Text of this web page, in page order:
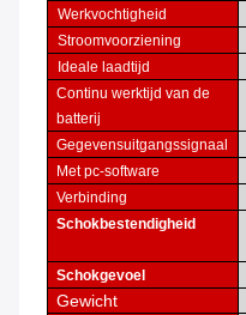
Werkvochtigheid
Stroomvoorziening
Ideale laadtijd
Continu werktijd van de
batterij
Gegevensuitgangssignaal
Met pc-software
Verbinding
Schokbestendigheid
Schokgevoel
Gewicht